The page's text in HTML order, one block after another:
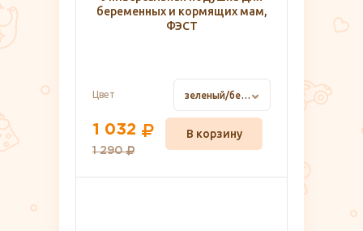
беременных и кормящих мам,
ФЭСТ
Цвет зеленый/белый/звери
1 032
1 290
В корзину